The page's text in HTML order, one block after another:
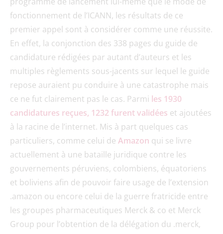
fonctionnement de l’ICANN, les résultats de ce
premier appel sont à considérer comme une réussite.
En effet, la conjonction des 338 pages du guide de
candidature rédigées par autant d’auteurs et les
multiples règlements sous-jacents sur lequel le guide
repose auraient pu conduire à une catastrophe mais
ce ne fut clairement pas le cas. Parmi les 1930
candidatures reçues, 1232 furent validées et ajoutées
à la racine de l’internet. Mis à part quelques cas
particuliers, comme celui de Amazon qui se livre
actuellement à une bataille juridique contre les
gouvernements péruviens, colombiens, équatoriens
et boliviens afin de pouvoir faire usage de l’extension
.amazon ou encore celui de la guerre fratricide entre
les groupes pharmaceutiques Merck & co et Merck
Group pour l’obtention de la délégation du .merck,